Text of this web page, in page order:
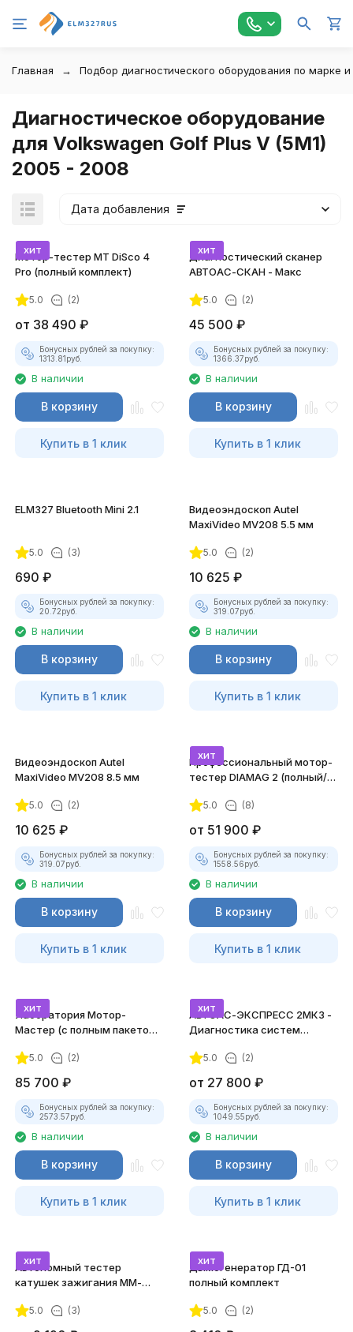
Главная Подбор диагностического оборудования по марке
Диагностическое оборудование
для Volkswagen Golf Plus V (5M1)
2005 - 2008
Дата добавления
хит
Мотор-тестер MT DiSco 4
Pro (полный комплект)
5.0 (2)
от 38 490 ₽
Бонусных рублей за покупку:
1313.81руб.
В наличии
В корзину
Купить в 1 клик
хит
Диагностический сканер
АВТОАС-СКАН - Макс
5.0 (2)
45 500 ₽
Бонусных рублей за покупку:
1366.37руб.
В наличии
В корзину
Купить в 1 клик
ELM327 Bluetooth Mini 2.1
5.0 (3)
690 ₽
Бонусных рублей за покупку:
20.72руб.
В наличии
В корзину
Купить в 1 клик
Видеоэндоскоп Autel
MaxiVideo MV208 5.5 мм
5.0 (2)
10 625 ₽
Бонусных рублей за покупку:
319.07руб.
В наличии
В корзину
Купить в 1 клик
Видеоэндоскоп Autel
MaxiVideo MV208 8.5 мм
5.0 (2)
10 625 ₽
Бонусных рублей за покупку:
319.07руб.
В наличии
В корзину
Купить в 1 клик
хит
Профессиональный мотор-
тестер DIAMAG 2 (полный/
5.0 (8)
от 51 900 ₽
Бонусных рублей за покупку:
1558.56руб.
В наличии
В корзину
Купить в 1 клик
хит
Лаборатория Мотор-
Мастер (с полным пакетом
5.0 (2)
85 700 ₽
Бонусных рублей за покупку:
2573.57руб.
В наличии
В корзину
Купить в 1 клик
хит
АВТОАС-ЭКСПРЕСС 2МК3 -
Диагностика систем
5.0 (2)
от 27 800 ₽
Бонусных рублей за покупку:
1049.55руб.
В наличии
В корзину
Купить в 1 клик
хит
Автономный тестер
катушек зажигания ММ-
комплект)
5.0 (3)
хит
Дымогенератор ГД-01
полный комплект
5.0 (2)